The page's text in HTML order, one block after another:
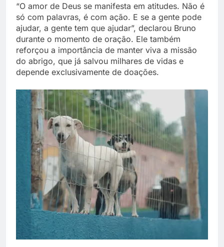
“O amor de Deus se manifesta em atitudes. Não é
só com palavras, é com ação. E se a gente pode
ajudar, a gente tem que ajudar”, declarou Bruno
durante o momento de oração. Ele também
reforçou a importância de manter viva a missão
do abrigo, que já salvou milhares de vidas e
depende exclusivamente de doações.